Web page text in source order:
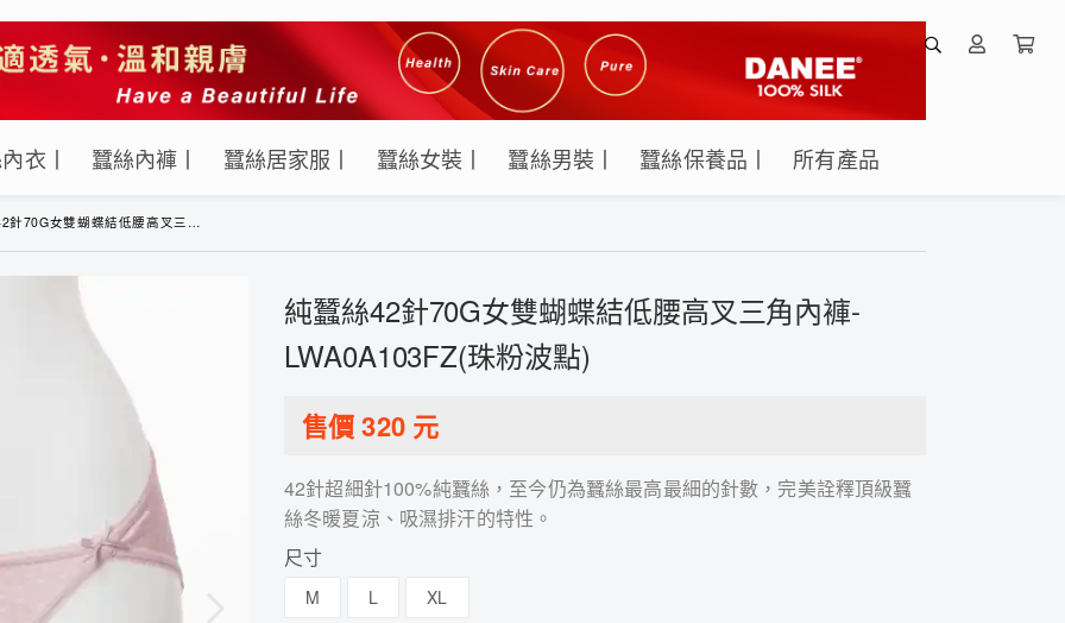
衣丨 蠶絲內褲丨 蠶絲居家服丨 蠶絲女裝丨 蠶絲男裝丨 蠶絲保養品丨 所有產品
女雙蝴蝶結低腰高叉三角內褲-LWA0A103FZ(珠粉波點)
純蠶絲42針70G女雙蝴蝶結低腰高叉三角內褲-
LWA0A103FZ(珠粉波點)
售價320元
42針超細針100%純蠶絲，至今仍為蠶絲最高最細的針數，完美詮釋頂級蠶
絲冬暖夏涼、吸濕排汗的特性。
尺寸
M L XL